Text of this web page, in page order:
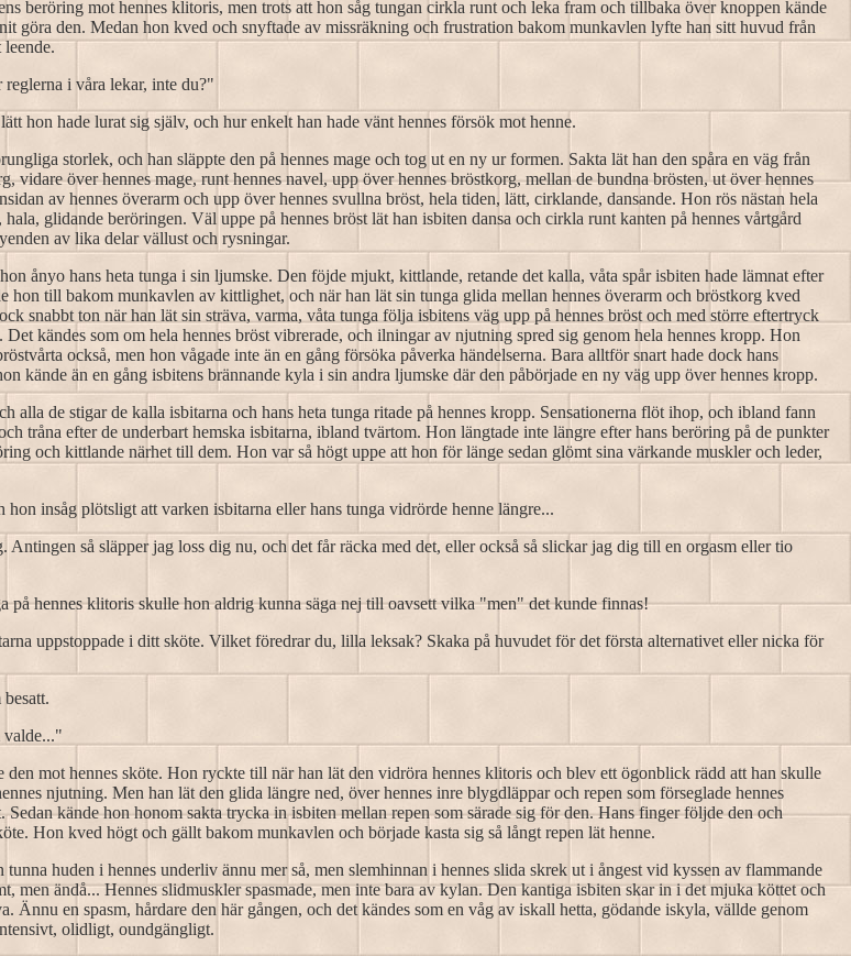
beröring mot hennes klitoris, men trots att hon såg tungan cirkla runt och leka fram och tillbaka över knoppen kände
göra den. Medan hon kved och snyftade av missräkning och frustration bakom munkavlen lyfte han sitt huvud från
leende.
i våra lekar, inte du?"
hon hade lurat sig själv, och hur enkelt han hade vänt hennes försök mot henne.
storlek, och han släppte den på hennes mage och tog ut en ny ur formen. Sakta lät han den spåra en väg från
vidare över hennes mage, runt hennes navel, upp över hennes bröstkorg, mellan de bundna brösten, ut över hennes
av hennes överarm och upp över hennes svullna bröst, hela tiden, lätt, cirklande, dansande. Hon rös nästan hela
glidande beröringen. Väl uppe på hennes bröst lät han isbiten dansa och cirkla runt kanten på hennes vårtgård
av lika delar vällust och rysningar.
ånyo hans heta tunga i sin ljumske. Den föjde mjukt, kittlande, retande det kalla, våta spår isbiten hade lämnat efter
hon till bakom munkavlen av kittlighet, och när han lät sin tunga glida mellan hennes överarm och bröstkorg kved
snabbt ton när han lät sin sträva, varma, våta tunga följa isbitens väg upp på hennes bröst och med större eftertryck
kändes som om hela hennes bröst vibrerade, och ilningar av njutning spred sig genom hela hennes kropp. Hon
också, men hon vågade inte än en gång försöka påverka händelserna. Bara alltför snart hade dock hans
kände än en gång isbitens brännande kyla i sin andra ljumske där den påbörjade en ny väg upp över hennes kropp.
alla de stigar de kalla isbitarna och hans heta tunga ritade på hennes kropp. Sensationerna flöt ihop, och ibland fann
tråna efter de underbart hemska isbitarna, ibland tvärtom. Hon längtade inte längre efter hans beröring på de punkter
och kittlande närhet till dem. Hon var så högt uppe att hon för länge sedan glömt sina värkande muskler och leder,
hon insåg plötsligt att varken isbitarna eller hans tunga vidrörde henne längre...
så släpper jag loss dig nu, och det får räcka med det, eller också så slickar jag dig till en orgasm eller tio
på hennes klitoris skulle hon aldrig kunna säga nej till oavsett vilka "men" det kunde finnas!
uppstoppade i ditt sköte. Vilket föredrar du, lilla leksak? Skaka på huvudet för det första alternativet eller nicka för
valde..."
mot hennes sköte. Hon ryckte till när han lät den vidröra hennes klitoris och blev ett ögonblick rädd att han skulle
njutning. Men han lät den glida längre ned, över hennes inre blygdläppar och repen som förseglade hennes
kände hon honom sakta trycka in isbiten mellan repen som särade sig för den. Hans finger följde den och
Hon kved högt och gällt bakom munkavlen och började kasta sig så långt repen lät henne.
huden i hennes underliv ännu mer så, men slemhinnan i hennes slida skrek ut i ångest vid kyssen av flammande
men ändå... Hennes slidmuskler spasmade, men inte bara av kylan. Den kantiga isbiten skar in i det mjuka köttet och
Ännu en spasm, hårdare den här gången, och det kändes som en våg av iskall hetta, gödande iskyla, vällde genom
olidligt, oundgängligt.